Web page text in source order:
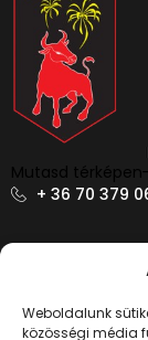
Weboldalunk
közösségi média
Mutasd térképen
+ 36 70 379